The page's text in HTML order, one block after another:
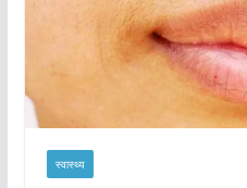
स्वास्थ्य